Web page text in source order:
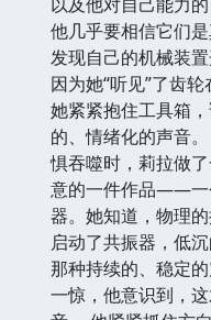
他几乎要相信它们
发现自己的机械装
因为她“听见”了齿
她紧紧抱住工具箱
的、情绪化的声音
惧吞噬时，莉拉做
意的一件作品——一
器。她知道，物理
启动了共振器，低
那种持续的、稳定
一惊，他意识到，